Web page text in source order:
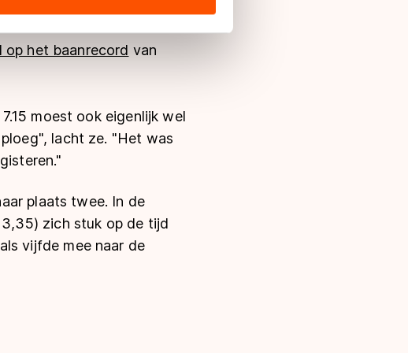
zoals de VS, waar mogelijk geen
stemt u in met deze overdracht.
op het baanrecord van
moest ook eigenlijk wel
lacht ze. "Het was
plaats twee. In de
zich stuk op de tijd
vijfde mee naar de